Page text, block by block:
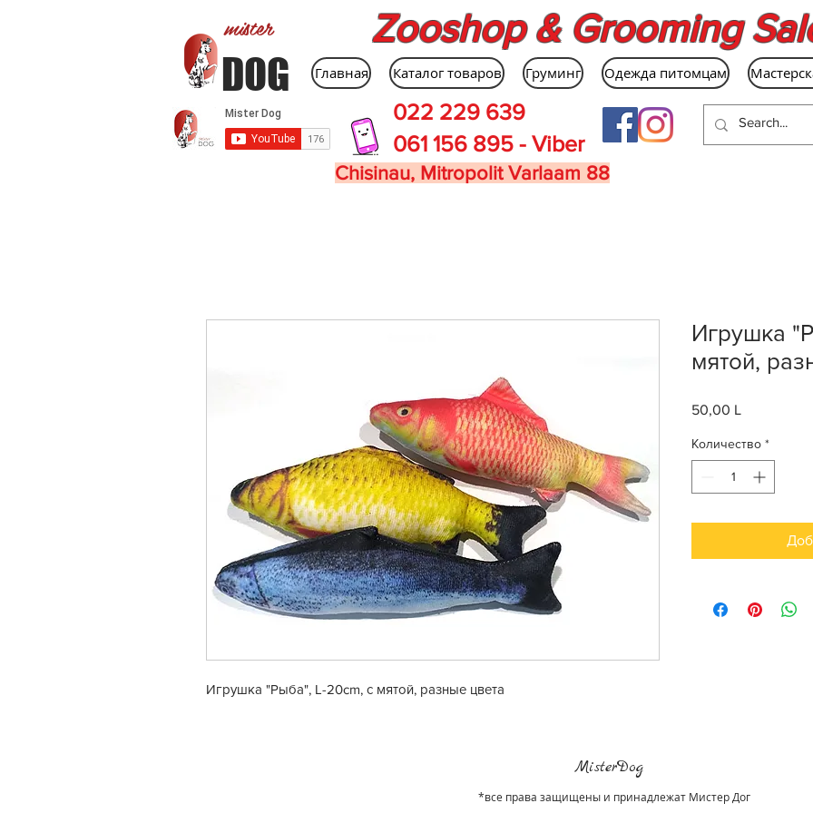
mister
DOG
Zooshop & Grooming
Главная Каталог товаров Груминг Одежда питомцам
022 229 639
061 156 895 - Viber
Chisinau, Mitropolit Varlaam 88
Игрушка "Рыба", L-20cm, с мятой, разные цвета
Игрушка
мятой,
50,00 LЦена
Количество *
MisterDog
*все права защищены и принадлежат Мистер Дог